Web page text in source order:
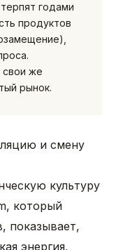
годами
продуктов
свои же
рынок.
и смену
культуру
который
показывает,
энергия,